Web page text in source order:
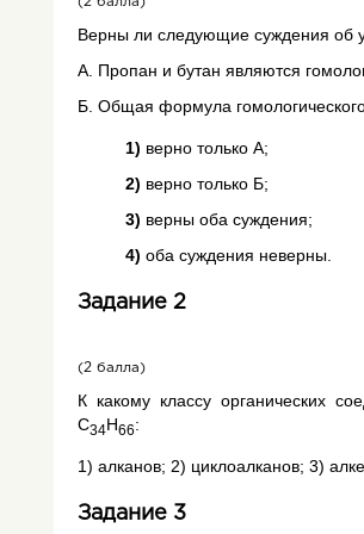
Валентный угол Н-С-Н равен
Верны ли следующие суждения об
А. Пропан и бутан являются
Б. Общая формула
1) верно только А;
2) верно только Б;
3) верны оба суждения;
4) оба суждения неверны.
Задание 2
(2 балла)
К какому классу органических
С34Н66:
1) алканов; 2) циклоалканов; 3)
Задание 3